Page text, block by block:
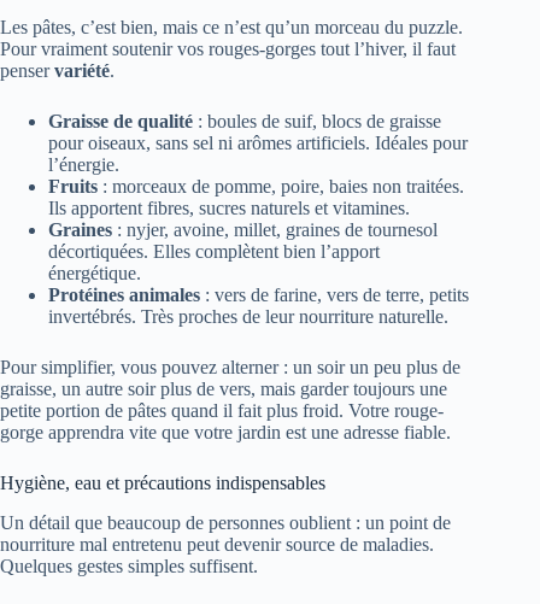
Les pâtes, c’est bien, mais ce n’est qu’un morceau du puzzle.
Pour vraiment soutenir vos rouges-gorges tout l’hiver, il faut
penservariété.
Graisse de qualité : boules de suif, blocs de graisse
pour oiseaux, sans sel ni arômes artificiels. Idéales pour
l’énergie.
Fruits : morceaux de pomme, poire, baies non traitées.
Ils apportent fibres, sucres naturels et vitamines.
Graines : nyjer, avoine, millet, graines de tournesol
décortiquées. Elles complètent bien l’apport
énergétique.
Protéines animales : vers de farine, vers de terre, petits
invertébrés. Très proches de leur nourriture naturelle.
Pour simplifier, vous pouvez alterner : un soir un peu plus de
graisse, un autre soir plus de vers, mais garder toujours une
petite portion de pâtes quand il fait plus froid. Votre rouge-
gorge apprendra vite que votre jardin est une adresse fiable.
Hygiène, eau et précautions indispensables
Un détail que beaucoup de personnes oublient : un point de
nourriture mal entretenu peut devenir source de maladies.
Quelques gestes simples suffisent.